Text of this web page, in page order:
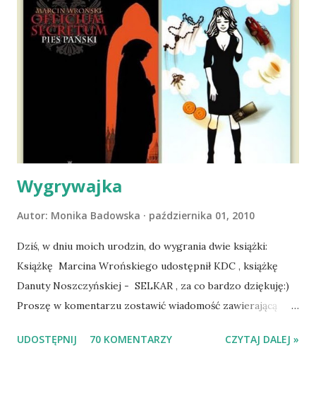
nieco okrzepliśmy w codzienności z psem, a Amber - z
ludźmi i kotami, pojawił się pomysł na wspólny jesienny
wyjazd w Beskid Niski. Zanim to jednak się stało psica miała
atak padaczki, co spowodowało, że wyjazd odwołaliśmy,
wdrożyliśmy leczenie i od nowa zaczęliśmy oswajać z nami i
wspólnym życiem zdezorientowanego chorobą psa. Udało
się ustabilizować zawirowania zdrowotne i wówczas
zaczęliśmy się cieszyć sobą wzajemnie już na 100%.
Dopier...
Wygrywajka
Autor: Monika Badowska października 01, 2010
Dziś, w dniu moich urodzin, do wygrania dwie książki:
Książkę Marcina Wrońskiego udostępnił KDC , książkę
Danuty Noszczyńskiej - SELKAR , za co bardzo dziękuję:)
Proszę w komentarzu zostawić wiadomość zawierającą
Losowanie odbędzie się w niedzielę o 8:00. Zapraszam
UDOSTĘPNIJ 70 KOMENTARZY CZYTAJ DALEJ »